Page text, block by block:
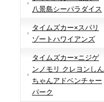
八景島シーパラダイス
タイムズカー×スパリ
ゾートハワイアンズ
タイムズカー×ニジゲ
ンノモリ クレヨンしん
ちゃんアドベンチャー
パーク